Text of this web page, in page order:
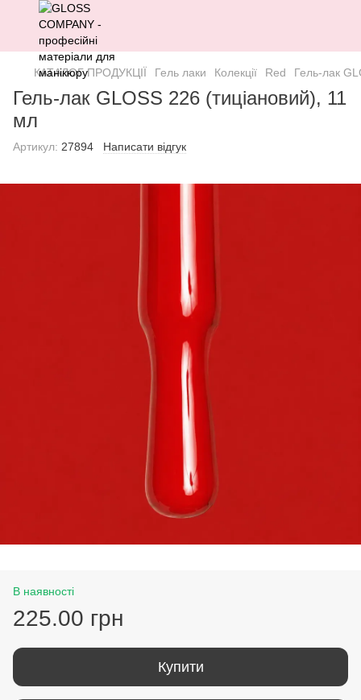
КАТАЛОГ ПРОДУКЦІЇ Гель лаки Колекції Red Гель-лак
Гель-лак GLOSS 226 (тиціановий), 11
мл
Артикул: 27894 Написати відгук
В наявності
225.00 грн
Купити